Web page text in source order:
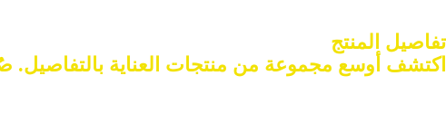
تفاصيل المنتج
اكتشف أوسع مجموعة من منتجات العناية بالتفاصيل.